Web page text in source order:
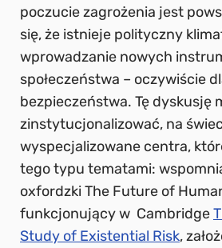
poczucie zagrożenia jest
się, że istnieje polityczny
wprowadzanie nowych
społeczeństwa – oczywiście
bezpieczeństwa. Tę dyskusję
zinstytucjonalizować, na
wyspecjalizowane centra,
tego typu tematami:
oxfordzki The Future of
funkcjonujący w Cambridge
Study of Existential Risk,